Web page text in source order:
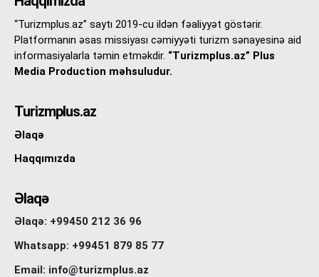
“Turizmplus.az” saytı 2019-cu ildən fəaliyyət göstərir.
Platformanın əsas missiyası cəmiyyəti turizm sənayesinə aid
informasiyalarla təmin etməkdir. “Turizmplus.az” Plus
Media Production məhsuludur.
Turizmplus.az
Əlaqə
Haqqımızda
Əlaqə
Əlaqə: +99450 212 36 96
Whatsapp: +99451 879 85 77
Email: info@turizmplus.az